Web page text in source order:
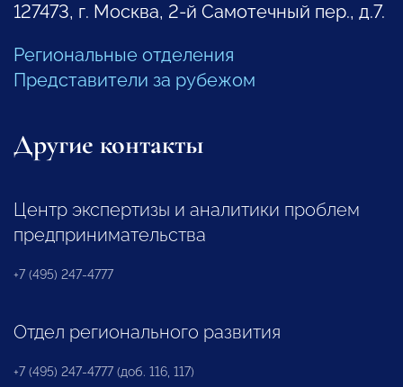
127473, г. Москва, 2-й Самотечный пер., д.7.
Региональные отделения
Представители за рубежом
Другие контакты
Центр экспертизы и аналитики проблем
предпринимательства
+7 (495) 247-4777
Отдел регионального развития
+7 (495) 247-4777 (доб. 116, 117)